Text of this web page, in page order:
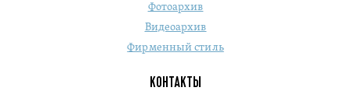
Фотоархив
Видеоархив
Фирменный стиль
КОНТАКТЫ